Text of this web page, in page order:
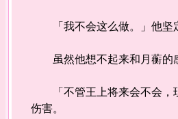
「我不会这么做。」他坚
虽然他想不起来和月蘅的
「不管王上将来会不会，现
伤害。